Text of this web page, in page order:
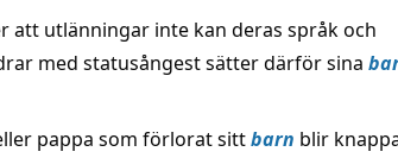
att utlänningar inte kan deras språk och
med statusångest sätter därför sina
pappa som förlorat sittbarn blir